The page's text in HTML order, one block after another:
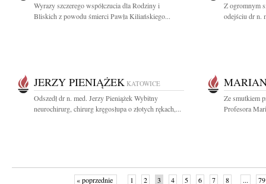
Wyrazy szczerego współczucia dla Rodziny i
Bliskich z powodu śmierci Pawła Kiliańskiego...
Z ogromnym
odejściu dr n.
JERZY PIENIĄŻEK KATOWICE
Odszedł dr n. med. Jerzy Pieniążek Wybitny
neurochirurg, chirurg kręgosłupa o złotych rękach,...
Ze smutkiem
Profesora
« poprzednie 1 2 3 4 5 6 7 8 ... 79